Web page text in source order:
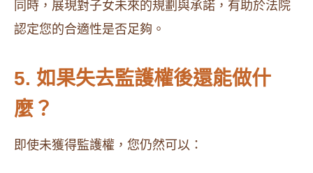
同時，展現對子女未來的規劃與承諾，有助於法院
認定您的合適性是否足夠。​
5. 如果失去監護權後還能做什
麼？
即使未獲得監護權，您仍然可以：